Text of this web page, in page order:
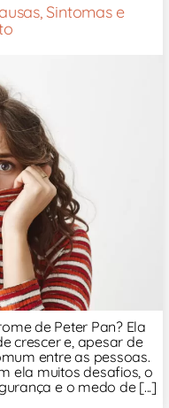
Sintomas e
de Peter Pan? Ela
crescer e, apesar de
entre as pessoas.
ela muitos desafios, o
e o medo de [...]